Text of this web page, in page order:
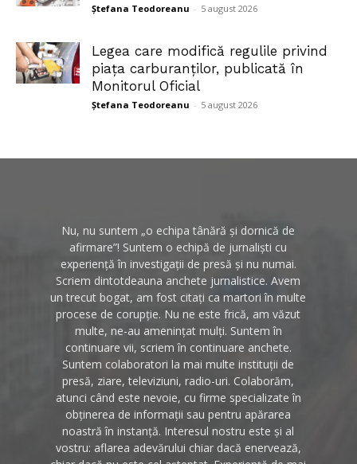
Ștefana Teodoreanu - 5 august 2026
Legea care modifică regulile privind
piața carburanților, publicată în
Monitorul Oficial
Ștefana Teodoreanu - 5 august 2026
Nu, nu suntem „o echipa tânără și dornică de
afirmare”! Suntem o echipă de jurnaliști cu
experiență în investigații de presă și nu numai.
Scriem dintotdeauna anchete jurnalistice. Avem
un trecut bogat, am fost citați ca martori în multe
procese de corupție. Nu ne este frică, am văzut
multe, ne-au amenințat mulți. Suntem în
continuare vii, scriem în continuare anchete.
Suntem colaboratori la mai multe instituții de
presă, ziare, televiziuni, radio-uri. Colaborăm,
atunci când este nevoie, cu firme specializate în
obținerea de informații sau pentru apărarea
noastră în instanță. Interesul nostru este și al
vostru: aflarea adevărului chiar dacă enervează,